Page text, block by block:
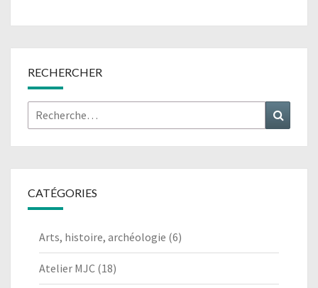
RECHERCHER
Rechercher :
CATÉGORIES
Arts, histoire, archéologie (6)
Atelier MJC (18)